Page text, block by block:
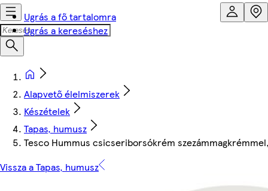
Ugrás a fő tartalomra
Ugrás a kereséshez
Alapvető élelmiszerek
Készételek
Tapas, humusz
Tesco Hummus csicseriborsókrém
Vissza a Tapas, humusz